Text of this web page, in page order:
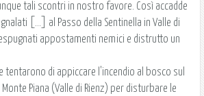
tali scontri in nostro favore. Così accadde
[...] al Passo della Sentinella in Valle di
appostamenti nemici e distrutto un
tentarono di appiccare l'incendio al bosco sul
Piana (Valle di Rienz) per disturbare le